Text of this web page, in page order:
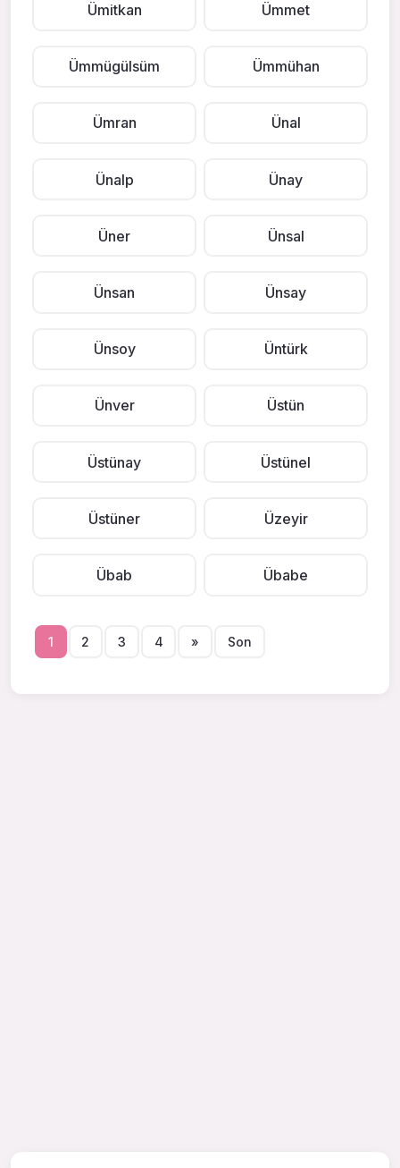
Ümitkan Ümmet
Ümmügülsüm Ümmühan
Ümran Ünal
Ünalp Ünay
Üner Ünsal
Ünsan Ünsay
Ünsoy Üntürk
Ünver Üstün
Üstünay Üstünel
Üstüner Üzeyir
Übab Übabe
1 2 3 4 » Son